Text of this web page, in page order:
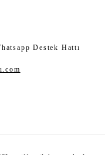
Destek Hattı